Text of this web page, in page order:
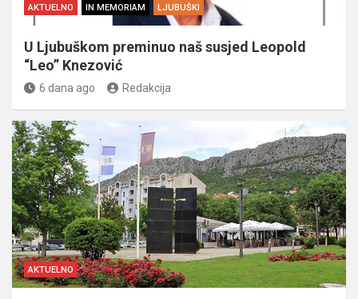
AKTUELNO IN MEMORIAM LJUBUŠKI
U Ljubuškom preminuo naš susjed Leopold
“Leo” Knezović
6 dana ago Redakcija
AKTUELNO